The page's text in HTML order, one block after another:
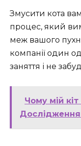
Змусити кота
процес, який
меж вашого
компанії один
заняття і не
Чому мій
Дослідження